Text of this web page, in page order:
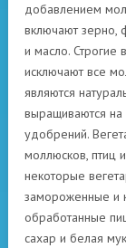
добавлением
включают зерно,
и масло. Строгие
исключают все
являются
выращиваются на
удобрений.
моллюсков, птиц
некоторые
замороженные и
обработанные
сахар и белая